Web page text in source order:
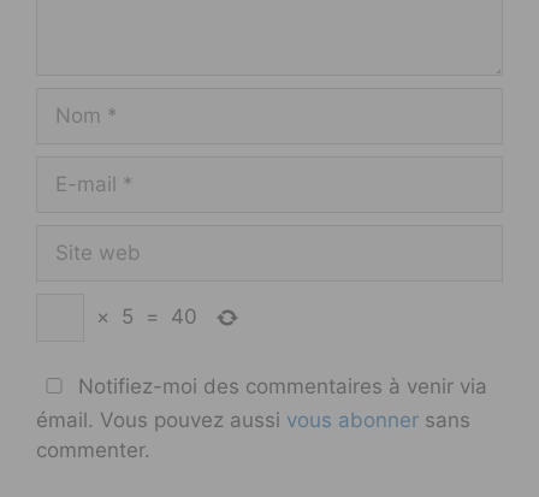
mail
web
× 5 = 40
Notifiez-moi des commentaires à venir via
émail. Vous pouvez aussi vous abonner sans
commenter.